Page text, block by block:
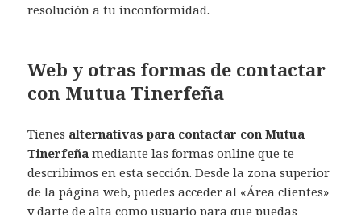
resolución a tu inconformidad.
Web y otras formas de contactar
con Mutua Tinerfeña
Tienes alternativas para contactar con Mutua
Tinerfeñamediante las formas online que te
describimos en esta sección. Desde la zona superior
de la página web, puedes acceder al «Área clientes»
y darte de alta como usuario para que puedas